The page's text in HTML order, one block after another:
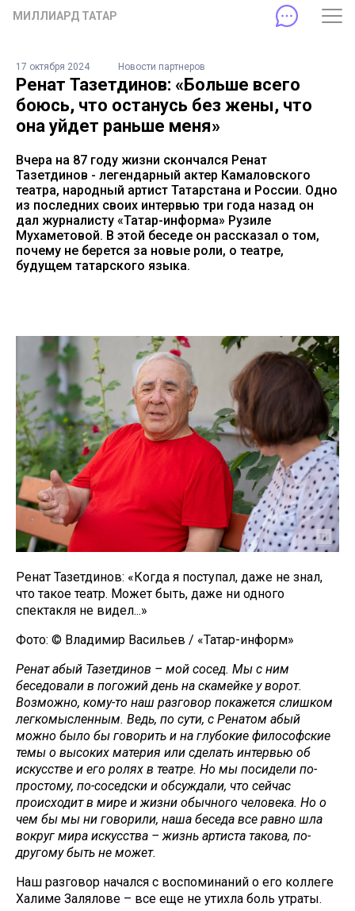
МИЛЛИАРД ТАТАР
17 октября 2024 Новости партнеров
Ренат Тазетдинов: «Больше всего
боюсь, что останусь без жены, что
она уйдет раньше меня»
Вчера на 87 году жизни скончался Ренат
Тазетдинов - легендарный актер Камаловского
театра, народный артист Татарстана и России. Одно
из последних своих интервью три года назад он
дал журналисту «Татар-информа» Рузиле
Мухаметовой. В этой беседе он рассказал о том,
почему не берется за новые роли, о театре,
будущем татарского языка.
Ренат Тазетдинов: «Когда я поступал, даже не знал,
что такое театр. Может быть, даже ни одного
спектакля не видел...»
Фото: © Владимир Васильев / «Татар-информ»
Ренат абый Тазетдинов – мой сосед. Мы с ним
беседовали в погожий день на скамейке у ворот.
Возможно, кому-то наш разговор покажется слишком
легкомысленным. Ведь, по сути, с Ренатом абый
можно было бы говорить и на глубокие философские
темы о высоких материя или сделать интервью об
искусстве и его ролях в театре. Но мы посидели по-
простому, по-соседски и обсуждали, что сейчас
происходит в мире и жизни обычного человека. Но о
чем бы мы ни говорили, наша беседа все равно шла
вокруг мира искусства – жизнь артиста такова, по-
другому быть не может.
Наш разговор начался с воспоминаний о его коллеге
Халиме Залялове – все еще не утихла боль утраты.